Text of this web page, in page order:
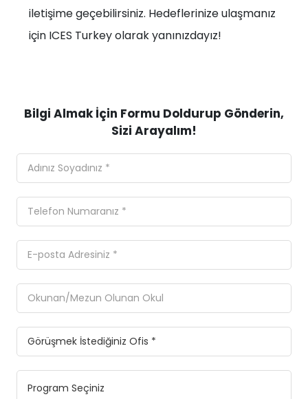
iletişime geçebilirsiniz. Hedeflerinize ulaşmanız
için ICES Turkey olarak yanınızdayız!
Bilgi Almak İçin Formu Doldurup Gönderin,
Sizi Arayalım!